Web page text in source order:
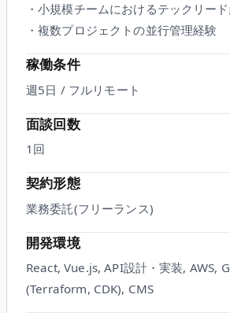
・小規模チームにおけるテックリー
・複数プロジェクトの並行管理経験
稼働条件
週5日 / フルリモート
面談回数
1 回
契約形態
業務委託(フリーランス)
開発環境
React, Vue.js, API設計・実装, AWS,
(Terraform, CDK), CMS